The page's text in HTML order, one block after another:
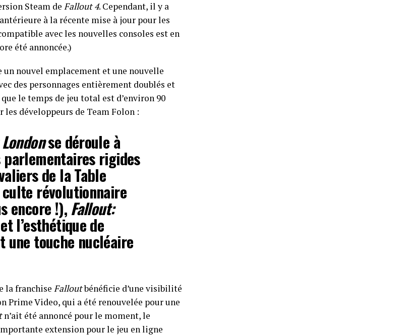
Steam de Fallout 4. Cependant, il y a
à la récente mise à jour pour les
avec les nouvelles consoles est en
été annoncée.)
un nouvel emplacement et une nouvelle
des personnages entièrement doublés et
le temps de jeu total est d’environ 90
développeurs de Team Folon :
se déroule à
parlementaires rigides
de la Table
culte révolutionnaire
encore !), Fallout:
l’esthétique de
une touche nucléaire
la franchise Falloutbénéficie d’une visibilité
Prime Video, qui a été renouvelée pour une
n’ait été annoncé pour le moment, le
extension pour le jeu en ligne